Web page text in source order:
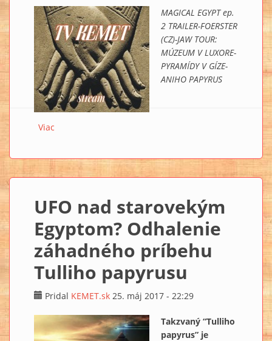
MAGICAL EGYPT ep.
2 TRAILER-FOERSTER
(CZ)-JAW TOUR:
MÚZEUM V LUXORE-
PYRAMÍDY V GÍZE-
ANIHO PAPYRUS
Viac
UFO nad starovekým
Egyptom? Odhalenie
záhadného príbehu
Tulliho papyrusu
Pridal KEMET.sk 25. máj 2017 - 22:29
Takzvaný “Tulliho
papyrus” je